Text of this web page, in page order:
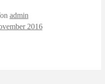
admin
2016